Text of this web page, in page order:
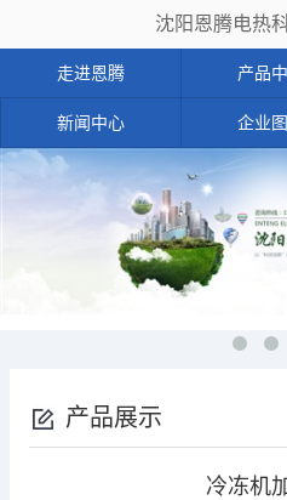
沈阳恩腾电热
走进恩腾 产品
新闻中心 企业
产品展示
冷冻机